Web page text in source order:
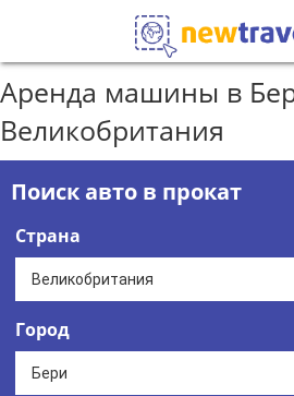
Аренда машины в
Великобритания
Поиск авто в прокат
Страна
Город